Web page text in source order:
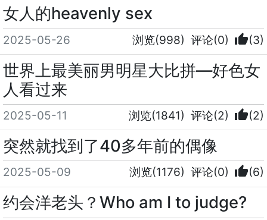
女人的heavenly sex
2025-05-26 浏览(998) 评论(0) thumb_up(3)
世界上最美丽男明星大比拼—好色女
人看过来
2025-05-11 浏览(1841) 评论(2) thumb_up(2)
突然就找到了40多年前的偶像
2025-05-09 浏览(1176) 评论(0) thumb_up(6)
约会洋老头？Who am I to judge?